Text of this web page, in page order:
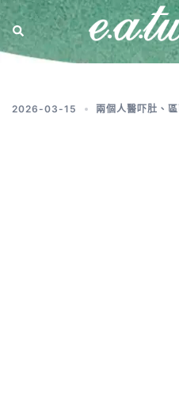
2026-03-15 兩個人醫吓肚 、